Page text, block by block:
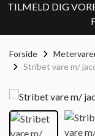
TILMELD DIG
Forside
Stribet vare m/